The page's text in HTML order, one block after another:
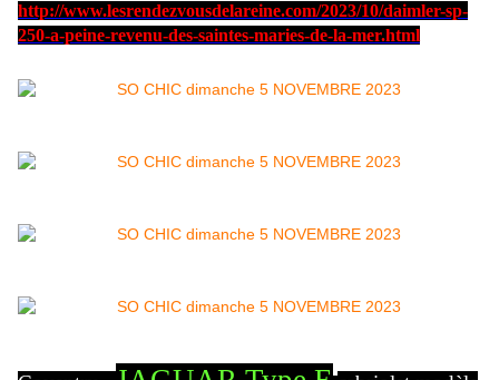
http://www.lesrendezvousdelareine.com/2023/10/daimler-sp-
250-a-peine-revenu-des-saintes-maries-de-la-mer.html